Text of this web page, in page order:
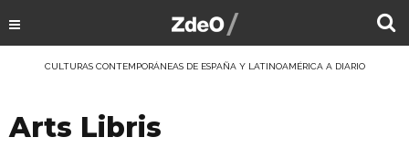
CULTURAS CONTEMPORÁNEAS DE ESPAÑA Y LATINOAMÉRICA A DIARIO
Arts Libris